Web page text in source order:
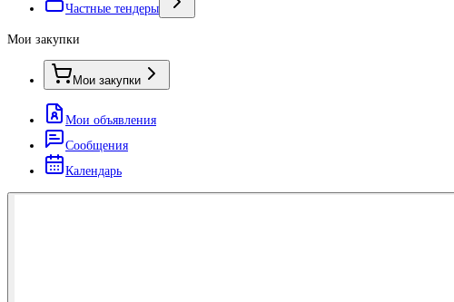
Частные тендеры
Мои закупки
Мои закупки
Мои объявления
Сообщения
Календарь